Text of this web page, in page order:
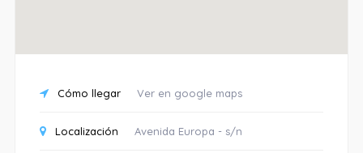
Cómo llegar Ver en google maps
Localización Avenida Europa - s/n